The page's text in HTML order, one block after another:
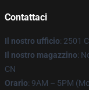
Contattaci
Il nostro ufficio: 2501
Il nostro magazzino:
CN
Orario: 9AM – 5PM